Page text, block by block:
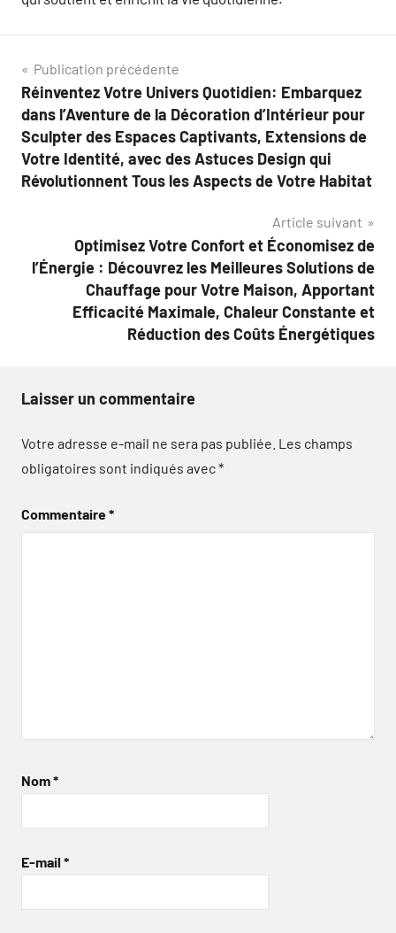
Navigation
de
l’article
Publication précédente
Réinventez Votre Univers Quotidien: Embarquez
dans l’Aventure de la Décoration d’Intérieur pour
Sculpter des Espaces Captivants, Extensions de
Votre Identité, avec des Astuces Design qui
Révolutionnent Tous les Aspects de Votre Habitat
Article suivant
Optimisez Votre Confort et Économisez de
l’Énergie : Découvrez les Meilleures Solutions de
Chauffage pour Votre Maison, Apportant
Efficacité Maximale, Chaleur Constante et
Réduction des Coûts Énergétiques
Laisser un commentaire
Votre adresse e-mail ne sera pas publiée. Les champs
obligatoires sont indiqués avec*
Commentaire*
Nom*
E-mail *